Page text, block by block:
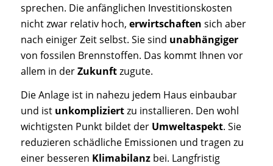
sprechen. Die anfänglichen Investitionskosten
nicht zwar relativ hoch, erwirtschaften sich aber
nach einiger Zeit selbst. Sie sind unabhängiger
von fossilen Brennstoffen. Das kommt Ihnen vor
allem in derZukunftzugute.
Die Anlage ist in nahezu jedem Haus einbaubar
und ist unkompliziertzu installieren. Den wohl
wichtigsten Punkt bildet der Umweltaspekt. Sie
reduzieren schädliche Emissionen und tragen zu
einer besseren Klimabilanzbei. Langfristig